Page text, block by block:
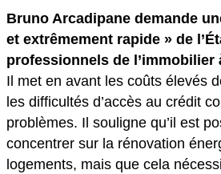
Bruno Arcadipane demande
et extrêmement rapide » de
professionnels de l’immobilier
Il met en avant les coûts élevés
les difficultés d’accès au crédit
problèmes. Il souligne qu’il est
concentrer sur la rénovation
logements, mais que cela